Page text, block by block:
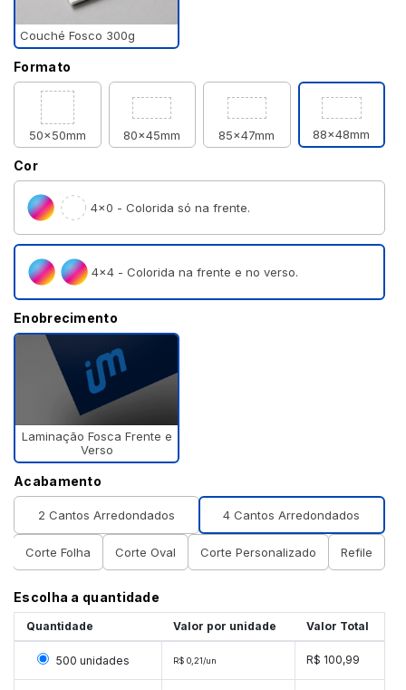
Couché Fosco 300g
Formato
50x50mm 80x45mm 85x47mm 88x48mm
Cor
4×0 - Colorida só na frente.
4×4 - Colorida na frente e no verso.
Enobrecimento
Laminação Fosca Frente e
Verso
Acabamento
2 Cantos Arredondados 4 Cantos Arredondados
Corte Folha Corte Oval Corte Personalizado Refile
Escolha a quantidade
Quantidade Valor por unidade Valor Total
Selecionar 500 unidades
500 unidades R$ 0,21/un R$ 100,99